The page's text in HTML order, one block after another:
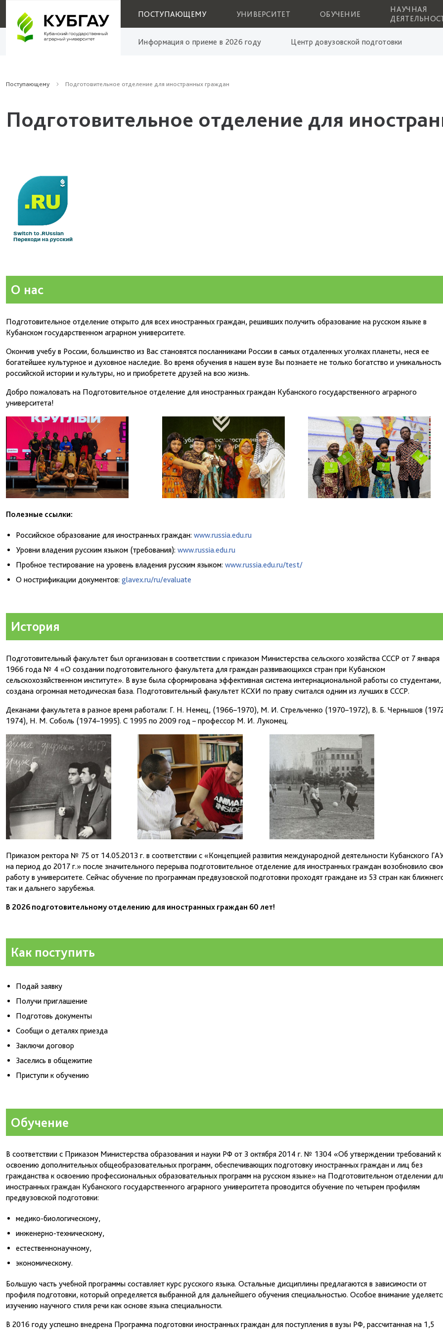
ПОСТУПАЮЩЕМУ УНИВЕРСИТЕТ ОБУЧЕНИЕ
НАУЧНАЯ
Информация о приеме в 2026 году Центр довузовской подготовки
Поступающему Подготовительное отделение для иностранных граждан
Подготовительное отделение для
О нас
Подготовительное отделение открыто для всех иностранных граждан, решивших получить образование на русском языке в
Кубанском государственном аграрном университете.
Окончив учебу в России, большинство из Вас становятся посланниками России в самых отдаленных уголках планеты, неся ее
богатейшее культурное и духовное наследие. Во время обучения в нашем вузе Вы познаете не только богатство и уникальность
российской истории и культуры, но и приобретете друзей на всю жизнь.
Добро пожаловать на Подготовительное отделение для иностранных граждан Кубанского государственного аграрного
университета!
Полезные ссылки:
Российское образование для иностранных граждан: www.russia.edu.ru
Уровни владения русским языком (требования): www.russia.edu.ru
Пробное тестирование на уровень владения русским языком: www.russia.edu.ru/test/
О нострификации документов: glavex.ru/ru/evaluate
История
Подготовительный факультет был организован в соответствии с приказом Министерства сельского хозяйства СССР от 7 января
1966 года № 4 «О создании подготовительного факультета для граждан развивающихся стран при Кубанском
сельскохозяйственном институте». В вузе была сформирована эффективная система интернациональной работы со студентами,
создана огромная методическая база. Подготовительный факультет КСХИ по праву считался одним из лучших в СССР.
Деканами факультета в разное время работали: Г. Н. Немец, (1966–1970), М. И. Стрельченко (1970–1972), В. Б. Чернышов
1974), Н. М. Соболь (1974–1995). С 1995 по 2009 год – профессор М. И. Лукомец.
Приказом ректора № 75 от 14.05.2013 г. в соответствии с «Концепцией развития международной деятельности Кубанского
на период до 2017 г.» после значительного перерыва подготовительное отделение для иностранных граждан возобновило
работу в университете. Сейчас обучение по программам предвузовской подготовки проходят граждане из 53 стран как
так и дальнего зарубежья.
В 2026 подготовительному отделению для иностранных граждан 60 лет!
Как поступить
Подай заявку
Получи приглашение
Подготовь документы
Сообщи о деталях приезда
Заключи договор
Заселись в общежитие
Приступи к обучению
Обучение
В соответствии с Приказом Министерства образования и науки РФ от 3 октября 2014 г. № 1304 «Об утверждении требований к
освоению дополнительных общеобразовательных программ, обеспечивающих подготовку иностранных граждан и лиц без
гражданства к освоению профессиональных образовательных программ на русском языке» на Подготовительном отделении
иностранных граждан Кубанского государственного аграрного университета проводится обучение по четырем профилям
предвузовской подготовки:
медико-биологическому,
инженерно-техническому,
естественнонаучному,
экономическому.
Большую часть учебной программы составляет курс русского языка. Остальные дисциплины предлагаются в зависимости от
профиля подготовки, который определяется выбранной для дальнейшего обучения специальностью. Особое внимание
изучению научного стиля речи как основе языка специальности.
В 2016 году успешно внедрена Программа подготовки иностранных граждан для поступления в вузы РФ, рассчитанная на 1,5